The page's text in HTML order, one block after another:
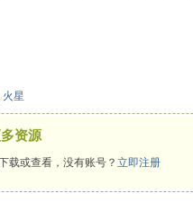
火星
资源
载或查看，没有账号？立即注册